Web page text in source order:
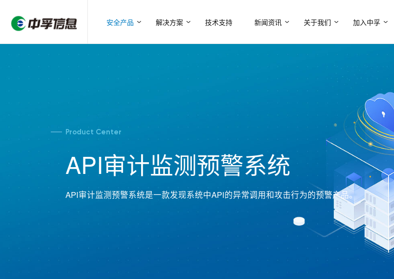
安全产品 解决方案 技术支持 新闻资讯 关于我们 加入中孚
Product Center
API审计监测预警系统
API审计监测预警系统是一款发现系统中API的异常调用和攻击行为的预警产品。